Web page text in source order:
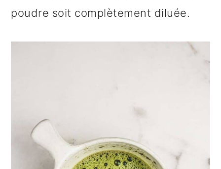
poudre soit complètement diluée.